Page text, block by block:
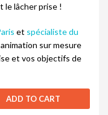
le lâcher prise !
et spécialiste du
sur mesure
et vos objectifs de
ADD TO CART